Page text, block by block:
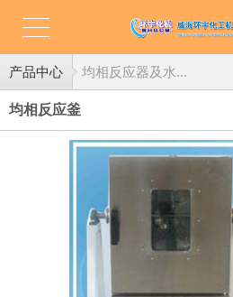
产品中心 均相反应器及水...
均相反应釜